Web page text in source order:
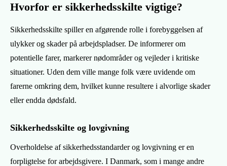
Hvorfor er sikkerhedsskilte vigtige?
Sikkerhedsskilte spiller en afgørende rolle i forebyggelsen af
ulykker og skader på arbejdspladser. De informerer om
potentielle farer, markerer nødområder og vejleder i kritiske
situationer. Uden dem ville mange folk være uvidende om
farerne omkring dem, hvilket kunne resultere i alvorlige skader
eller endda dødsfald.
Sikkerhedsskilte og lovgivning
Overholdelse af sikkerhedsstandarder og lovgivning er en
forpligtelse for arbejdsgivere. I Danmark, som i mange andre